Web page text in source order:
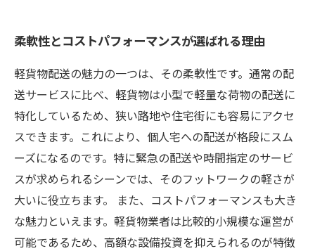
柔軟性とコストパフォーマンスが選ばれる理由
軽貨物配送の魅力の一つは、その柔軟性です。通常の配
送サービスに比べ、軽貨物は小型で軽量な荷物の配送に
特化しているため、狭い路地や住宅街にも容易にアクセ
スできます。これにより、個人宅への配送が格段にスム
ーズになるのです。特に緊急の配送や時間指定のサービ
スが求められるシーンでは、そのフットワークの軽さが
大いに役立ちます。 また、コストパフォーマンスも大き
な魅力といえます。軽貨物業者は比較的小規模な運営が
可能であるため、高額な設備投資を抑えられるのが特徴